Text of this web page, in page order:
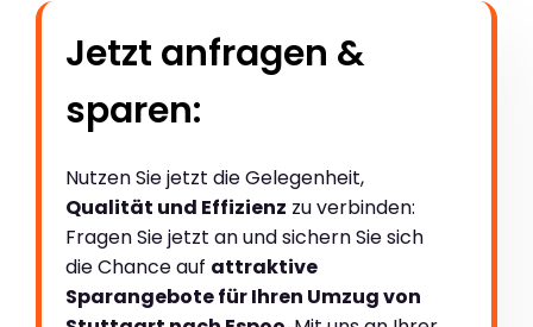
Jetzt anfragen &
sparen:
Nutzen Sie jetzt die Gelegenheit,
Qualität und Effizienz zu verbinden:
Fragen Sie jetzt an und sichern Sie sich
die Chance auf attraktive
Sparangebote für Ihren Umzug von